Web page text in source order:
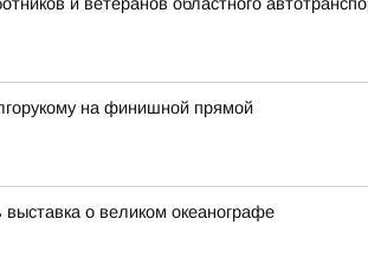
на финишной прямой
о великом океанографе